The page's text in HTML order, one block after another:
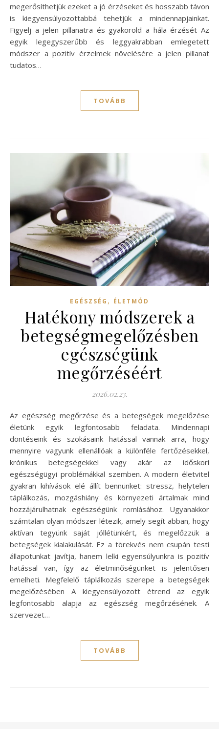
megerősíthetjük ezeket a jó érzéseket és hosszabb távon
is kiegyensúlyozottabbá tehetjük a mindennapjainkat.
Figyelj a jelen pillanatra és gyakorold a hála érzését Az
egyik legegyszerűbb és leggyakrabban emlegetett
módszer a pozitív érzelmek növelésére a jelen pillanat
tudatos…
TOVÁBB
EGÉSZSÉG , ÉLETMÓD
Hatékony módszerek a
betegségmegelőzésben
egészségünk
megőrzéséért
2026.02.23.
Az egészség megőrzése és a betegségek megelőzése
életünk egyik legfontosabb feladata. Mindennapi
döntéseink és szokásaink hatással vannak arra, hogy
mennyire vagyunk ellenállóak a különféle fertőzésekkel,
krónikus betegségekkel vagy akár az időskori
egészségügyi problémákkal szemben. A modern életvitel
gyakran kihívások elé állít bennünket: stressz, helytelen
táplálkozás, mozgáshiány és környezeti ártalmak mind
hozzájárulhatnak egészségünk romlásához. Ugyanakkor
számtalan olyan módszer létezik, amely segít abban, hogy
aktívan tegyünk saját jóllétünkért, és megelőzzük a
betegségek kialakulását. Ez a törekvés nem csupán testi
állapotunkat javítja, hanem lelki egyensúlyunkra is pozitív
hatással van, így az életminőségünket is jelentősen
emelheti. Megfelelő táplálkozás szerepe a betegségek
megelőzésében A kiegyensúlyozott étrend az egyik
legfontosabb alapja az egészség megőrzésének. A
szervezet…
TOVÁBB